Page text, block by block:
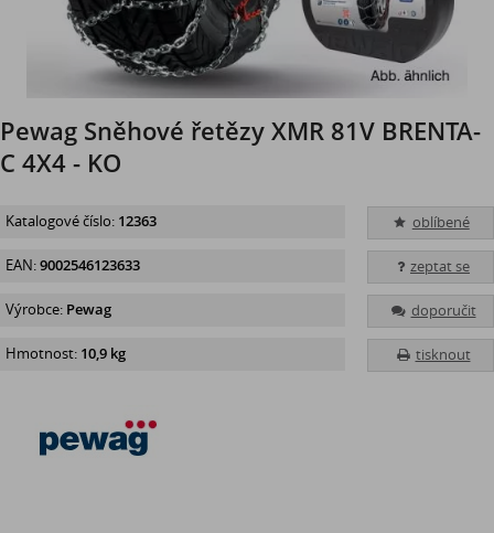
Pewag Sněhové řetězy XMR 81V BRENTA-
C 4X4 - KO
oblíbené
zeptat se
doporučit
tisknout
Katalogové číslo: 12363
EAN:9002546123633
Výrobce: Pewag
Hmotnost: 10,9 kg